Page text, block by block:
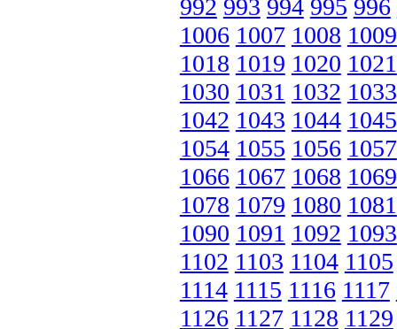
992 993 994 995 996
1006 1007 1008 1009
1018 1019 1020 1021
1030 1031 1032 1033
1042 1043 1044 1045
1054 1055 1056 1057
1066 1067 1068 1069
1078 1079 1080 1081
1090 1091 1092 1093
1102 1103 1104 1105
1114 1115 1116 1117
1126 1127 1128 1129